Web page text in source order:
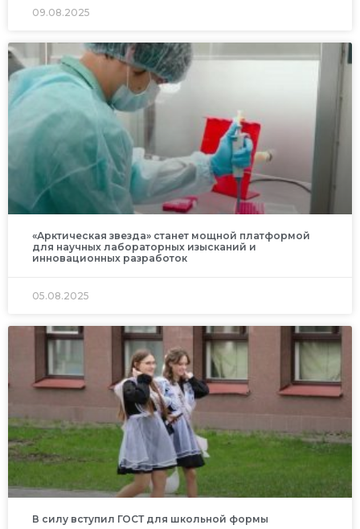
09.08.2025
«Арктическая звезда» станет мощной платформой
для научных лабораторных изысканий и
инновационных разработок
05.08.2025
В силу вступил ГОСТ для школьной формы